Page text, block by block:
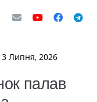
3 Липня, 2026
палав